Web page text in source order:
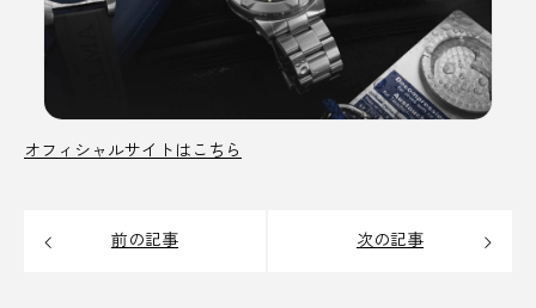
オフィシャルサイトはこちら
前の記事 次の記事